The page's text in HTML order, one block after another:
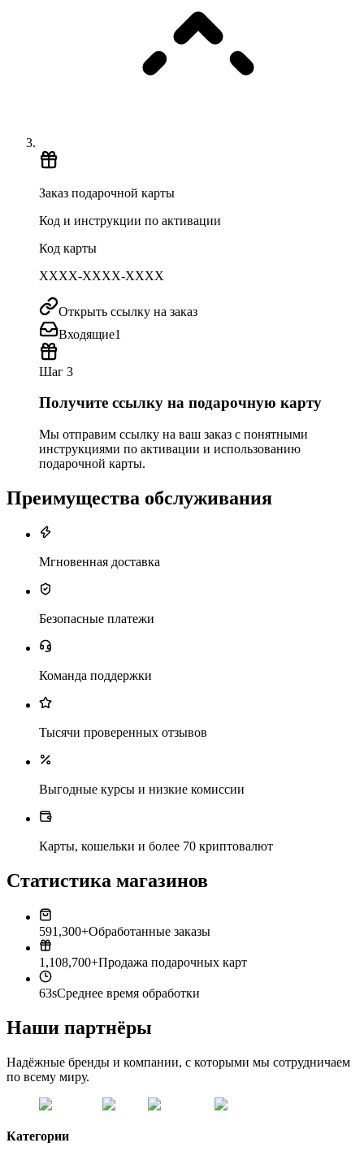
Заказ подарочной карты
Код и инструкции по активации
Код карты
XXXX-XXXX-XXXX
Открыть ссылку на заказ
Входящие1
Шаг 3
Получите ссылку на подарочную карту
Мы отправим ссылку на ваш заказ с понятными
инструкциями по активации и использованию
подарочной карты.
Преимущества обслуживания
Мгновенная доставка
Безопасные платежи
Команда поддержки
Тысячи проверенных отзывов
Выгодные курсы и низкие комиссии
Карты, кошельки и более 70 криптовалют
Статистика магазинов
591,300+Обработанные заказы
1,108,700+Продажа подарочных карт
63sСреднее время обработки
Наши партнёры
Надёжные бренды и компании, с которыми мы сотрудничаем
по всему миру.
Категории